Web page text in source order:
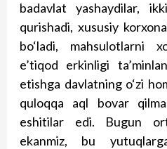
badavlat yashaydilar,
qurishadi, xususiy
bo‘ladi, mahsulotlarni
e’tiqod erkinligi
etishga davlatning o‘zi
quloqqa aql bovar
eshitilar edi. Bugun
ekanmiz, bu